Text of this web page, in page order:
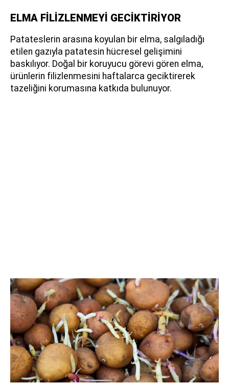
ELMA FİLİZLENMEYİ GECİKTİRİYOR
Patateslerin arasına koyulan bir elma, salgıladığı
etilen gazıyla patatesin hücresel gelişimini
baskılıyor. Doğal bir koruyucu görevi gören elma,
ürünlerin filizlenmesini haftalarca geciktirerek
tazeliğini korumasına katkıda bulunuyor.